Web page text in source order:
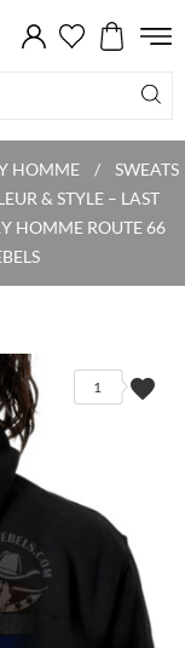
HOMME
SWEATS
& STYLE – LAST
HOMME ROUTE 66
favorite
1